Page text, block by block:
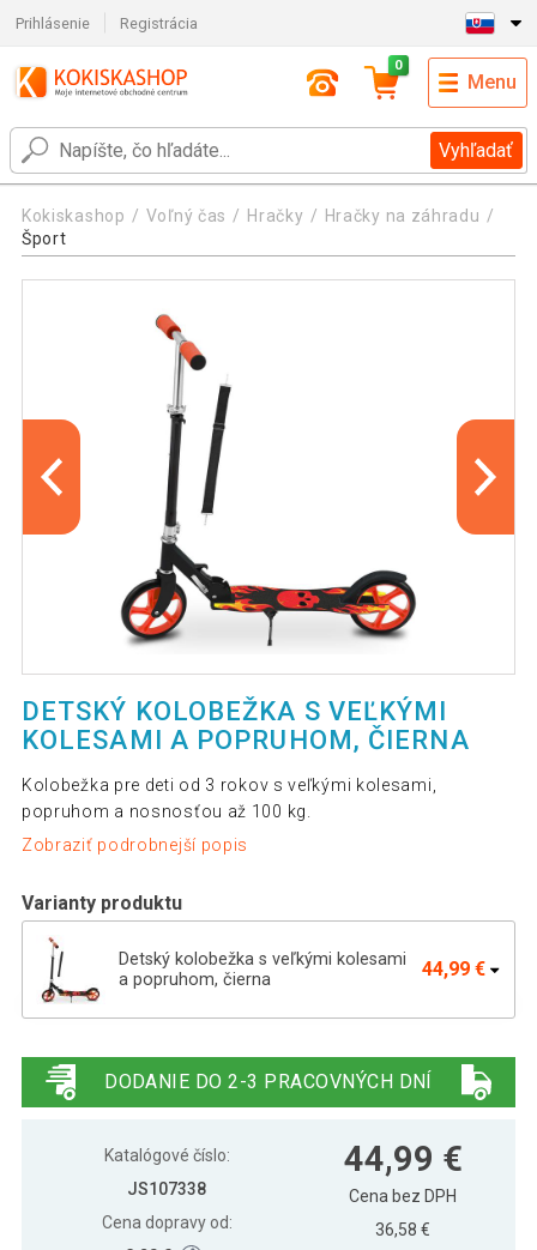
Prihlásenie Registrácia
Vyhľadať
0
Menu
Kokiskashop Voľný čas Hračky
Hračky na záhradu
Šport
DETSKÝ KOLOBEŽKA S VEĽKÝMI
KOLESAMI A POPRUHOM, ČIERNA
Kolobežka pre deti od 3 rokov s veľkými kolesami,
popruhom a nosnosťou až 100 kg.
Zobraziť podrobnejší popis
Varianty produktu
Detský kolobežka s veľkými kolesami
a popruhom, čierna
44,99 €
popruhom, Dino - mint
popruhom, sivá
38,60 €
DODANIE DO 2-3 PRACOVNÝCH DNÍ
Katalógové číslo:
JS107338
Cena dopravy od:
44,99 €
Cena bez DPH
36,58 €